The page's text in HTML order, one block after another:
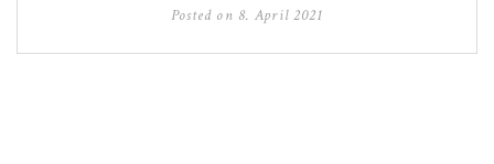
Posted on 8. April 2021